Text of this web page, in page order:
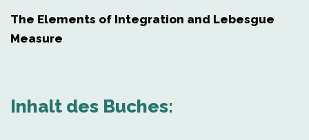
The Elements of Integration and Lebesgue
Measure
Inhalt des Buches: